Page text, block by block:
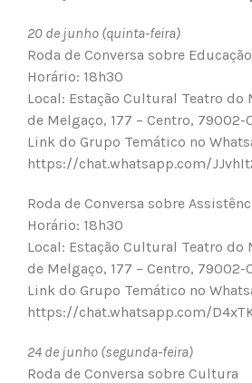
20 de junho (quinta-feira)
Roda de Conversa sobre Educação
Horário: 18h30
Local: Estação Cultural Teatro do
de Melgaço, 177 – Centro, 79002-
Link do Grupo Temático no
https://chat.whatsapp.com/
Roda de Conversa sobre
Horário: 18h30
Local: Estação Cultural Teatro do
de Melgaço, 177 – Centro, 79002-
Link do Grupo Temático no
https://chat.whatsapp.com/
24 de junho (segunda-feira)
Roda de Conversa sobre Cultura